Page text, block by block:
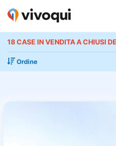
18 CASE IN VENDITA A CHIUSI
Ordine